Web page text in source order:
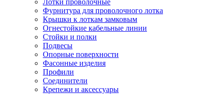
Фурнитура для проволочного лотка
Крышки к лоткам замковым
Огнестойкие кабельные линии
Стойки и полки
Подвесы
Опорные поверхности
Фасонные изделия
Профили
Соединители
Крепежи и аксессуары